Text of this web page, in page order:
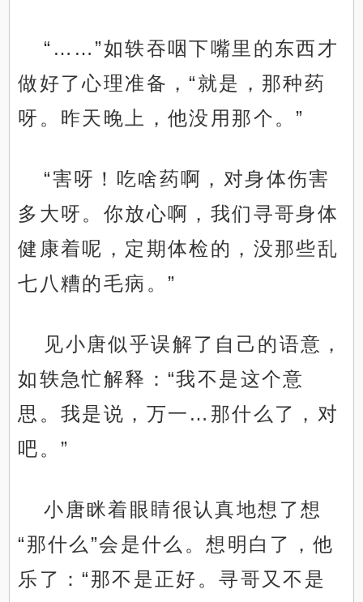
“……”如轶吞咽下嘴里的东西才
做好了心理准备，“就是，那种药
呀。昨天晚上，他没用那个。”
“害呀！吃啥药啊，对身体伤害
多大呀。你放心啊，我们寻哥身体
健康着呢，定期体检的，没那些乱
七八糟的毛病。”
见小唐似乎误解了自己的语意，
如轶急忙解释：“我不是这个意
思。我是说，万一…那什么了，对
吧。”
小唐眯着眼睛很认真地想了想
“那什么”会是什么。想明白了，他
乐了：“那不是正好。寻哥又不是